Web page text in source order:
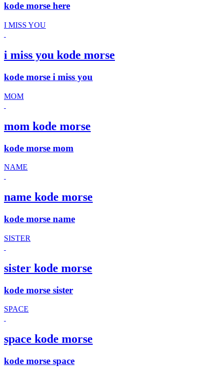
kode morse here
I MISS YOU
i miss you kode morse
kode morse i miss you
MOM
mom kode morse
kode morse mom
NAME
name kode morse
kode morse name
SISTER
sister kode morse
kode morse sister
SPACE
space kode morse
kode morse space